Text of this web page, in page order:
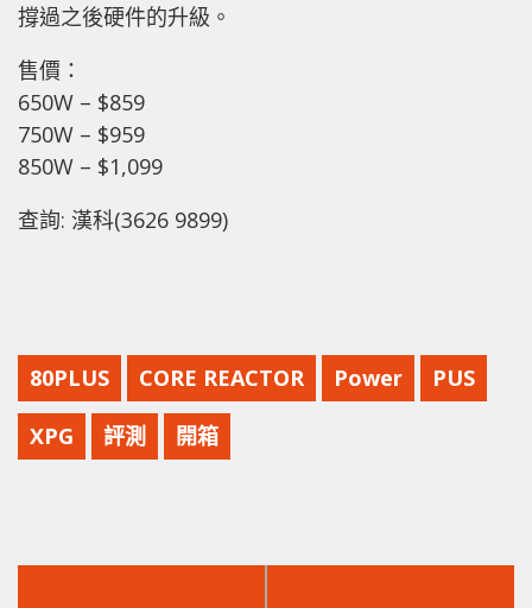
撐過之後硬件的升級。
售價：
650W – $859
750W – $959
850W – $1,099
查詢: 漢科(3626 9899)
80PLUS CORE REACTOR Power PUS
XPG 評測 開箱